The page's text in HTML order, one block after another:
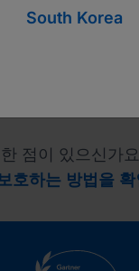
점이 있으신가
호하는 방법을
South Korea